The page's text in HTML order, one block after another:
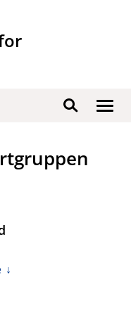
Vis
Søk